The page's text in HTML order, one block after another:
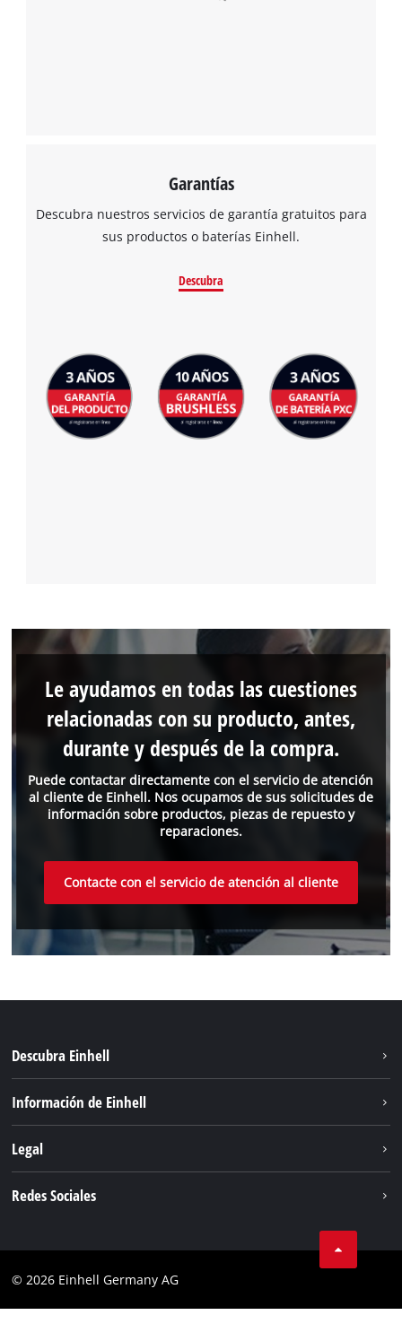
Garantías
Descubra nuestros servicios de garantía gratuitos para
sus productos o baterías Einhell.
Descubra
Puede contactar directamente con el servicio de atención
al cliente de Einhell. Nos ocupamos de sus solicitudes de
información sobre productos, piezas de repuesto y
reparaciones.
Le ayudamos en todas las cuestiones
relacionadas con su producto, antes,
durante y después de la compra.
Contacte con el servicio de atención al cliente
Descubra Einhell
Servicio
Información de Einhell
Legal
Redes Sociales
© 2026 Einhell Germany AG